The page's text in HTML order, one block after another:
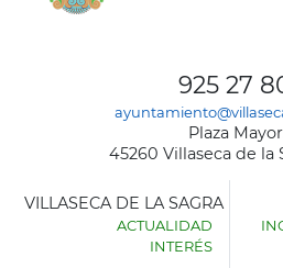
925 27
Plaza
45260 Villaseca de la
VILLASECA DE LA SAGRA
ACTUALIDAD
INTERÉS